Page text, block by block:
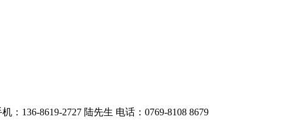
136-8619-2727 陆先生 电话：0769-8108 8679